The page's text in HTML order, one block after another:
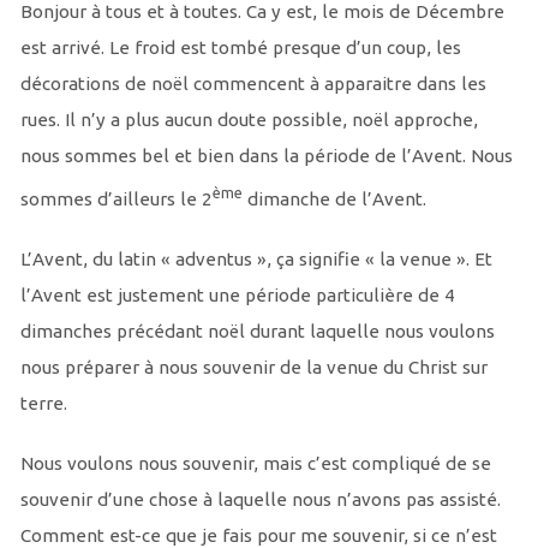
Bonjour à tous et à toutes. Ca y est, le mois de Décembre
est arrivé. Le froid est tombé presque d’un coup, les
décorations de noël commencent à apparaitre dans les
rues. Il n’y a plus aucun doute possible, noël approche,
nous sommes bel et bien dans la période de l’Avent. Nous
sommes d’ailleurs le 2ème dimanche de l’Avent.
L’Avent, du latin « adventus », ça signifie « la venue ». Et
l’Avent est justement une période particulière de 4
dimanches précédant noël durant laquelle nous voulons
nous préparer à nous souvenir de la venue du Christ sur
terre.
Nous voulons nous souvenir, mais c’est compliqué de se
souvenir d’une chose à laquelle nous n’avons pas assisté.
Comment est-ce que je fais pour me souvenir, si ce n’est